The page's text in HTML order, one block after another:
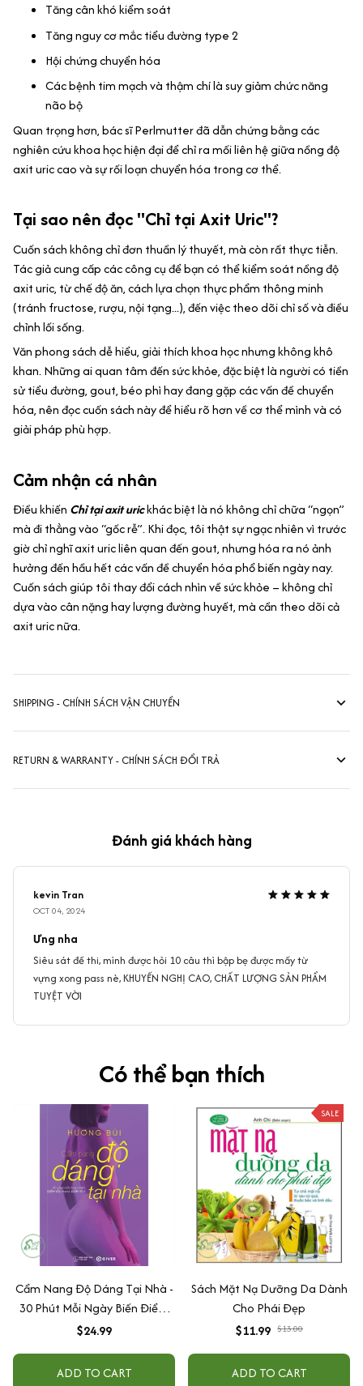
Tăng cân khó kiểm soát
Tăng nguy cơ mắc tiểu đường type 2
Hội chứng chuyển hóa
Các bệnh tim mạch và thậm chí là suy giảm chức năng
não bộ
Quan trọng hơn, bác sĩ Perlmutter đã dẫn chứng bằng các
nghiên cứu khoa học hiện đại để chỉ ra mối liên hệ giữa nồng độ
axit uric cao và sự rối loạn chuyển hóa trong cơ thể.
Tại sao nên đọc "Chỉ tại Axit Uric"?
Cuốn sách không chỉ đơn thuần lý thuyết, mà còn rất thực tiễn.
Tác giả cung cấp các công cụ để bạn có thể kiểm soát nồng độ
axit uric, từ chế độ ăn, cách lựa chọn thực phẩm thông minh
(tránh fructose, rượu, nội tạng...), đến việc theo dõi chỉ số và điều
chỉnh lối sống.
Văn phong sách dễ hiểu, giải thích khoa học nhưng không khô
khan. Những ai quan tâm đến sức khỏe, đặc biệt là người có tiền
sử tiểu đường, gout, béo phì hay đang gặp các vấn đề chuyển
hóa, nên đọc cuốn sách này để hiểu rõ hơn về cơ thể mình và có
giải pháp phù hợp.
Cảm nhận cá nhân
Điều khiến Chỉ tại axit urickhác biệt là nó không chỉ chữa “ngọn”
mà đi thẳng vào “gốc rễ”. Khi đọc, tôi thật sự ngạc nhiên vì trước
giờ chỉ nghĩ axit uric liên quan đến gout, nhưng hóa ra nó ảnh
hưởng đến hầu hết các vấn đề chuyển hóa phổ biến ngày nay.
Cuốn sách giúp tôi thay đổi cách nhìn về sức khỏe – không chỉ
dựa vào cân nặng hay lượng đường huyết, mà cần theo dõi cả
axit uric nữa.
SHIPPING - CHÍNH SÁCH VẬN CHUYỂN
RETURN & WARRANTY - CHÍNH SÁCH ĐỔI TRẢ
Đánh giá khách hàng
kevin Tran
OCT 04, 2024
Ưng nha
Siêu sát đề thi, mình được hỏi 10 câu thì bập bẹ được mấy từ
vựng xong pass nè, KHUYẾN NGHỊ CAO, CHẤT LƯỢNG SẢN PHẨM
TUYỆT VỜI
Có thể bạn thích
Cẩm Nang Độ Dáng Tại Nhà -
30 Phút Mỗi Ngày Biến Điểm
Yếu Thành Điểm Yêu
$24.99
ADD TO CART
SALE
Sách Mặt Nạ Dưỡng Da Dành
Cho Phái Đẹp
$11.99 $13.00
ADD TO CART